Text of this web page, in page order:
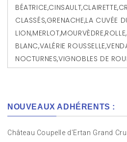
BÉATRICE,CINSAULT,CLAIRETTE,
CLASSÉS,GRENACHE,LA CUVÉE
LION,MERLOT,MOURVÈDRE,ROLLE,
BLANC,VALÉRIE ROUSSELLE,
NOCTURNES,VIGNOBLES DE
NOUVEAUX ADHÉRENTS :
Château Coupelle d’Ertan Grand